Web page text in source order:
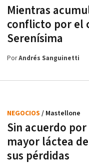
Mientras
conflicto por el
Serenísima
PorAndrés Sanguinetti
Sin acuerdo
mayor láctea
sus pérdidas
NEGOCIOS / Mastellone